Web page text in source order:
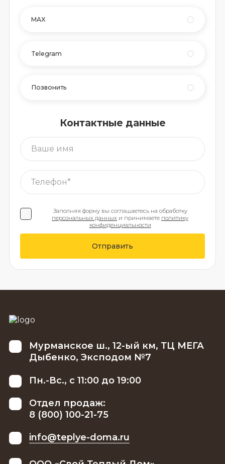
MAX
Telegram
Позвонить
Контактные данные
Заполняя форму вы соглашаетесь на обработку
персональных данных и принимаете политику
конфиденциальности
Отправить
Мурманское ш., 12-ый км, ТЦ МЕГА
Дыбенко, Эксподом №7
Пн.-Вс., с 11:00 до 19:00
Отдел продаж:
8 (800) 100-21-75
info@teplye-doma.ru